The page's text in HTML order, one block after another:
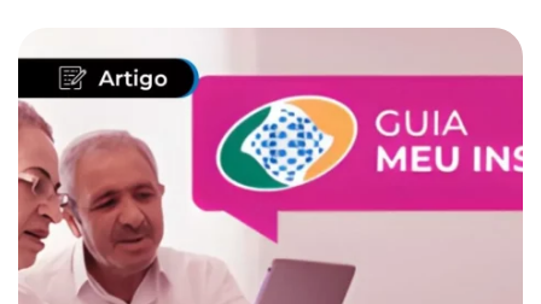
benefícios
crédito fácil
últimas notícias
ferramentas